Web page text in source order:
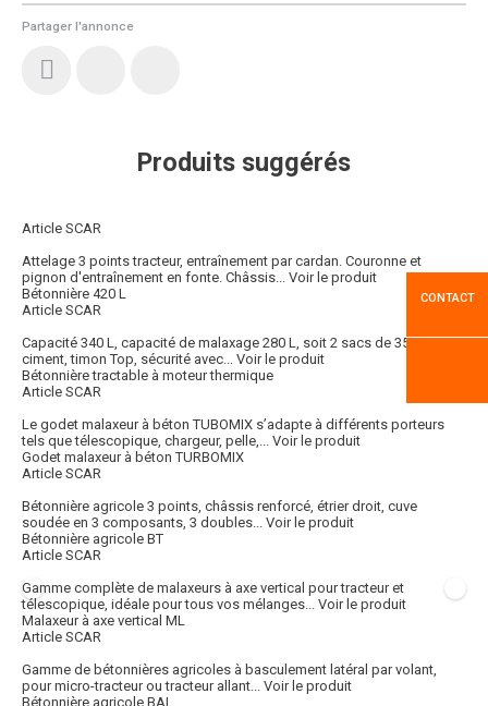
Partager l'annonce
Produits suggérés
Article SCAR
Attelage 3 points tracteur, entraînement par cardan. Couronne et
pignon d'entraînement en fonte. Châssis... Voir le produit
Bétonnière 420 L
Article SCAR
Capacité 340 L, capacité de malaxage 280 L, soit 2 sacs de 35 kg de
ciment, timon Top, sécurité avec... Voir le produit
Bétonnière tractable à moteur thermique
Article SCAR
Le godet malaxeur à béton TUBOMIX s’adapte à différents porteurs
tels que télescopique, chargeur, pelle,... Voir le produit
Godet malaxeur à béton TURBOMIX
Article SCAR
Bétonnière agricole 3 points, châssis renforcé, étrier droit, cuve
soudée en 3 composants, 3 doubles... Voir le produit
Bétonnière agricole BT
Article SCAR
Gamme complète de malaxeurs à axe vertical pour tracteur et
télescopique, idéale pour tous vos mélanges... Voir le produit
Malaxeur à axe vertical ML
Article SCAR
Gamme de bétonnières agricoles à basculement latéral par volant,
pour micro-tracteur ou tracteur allant... Voir le produit
Bétonnière agricole BAL
CONTACT